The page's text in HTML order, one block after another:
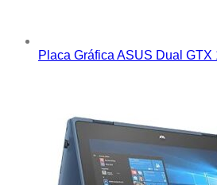
Placa Gráfica ASUS Dual GTX